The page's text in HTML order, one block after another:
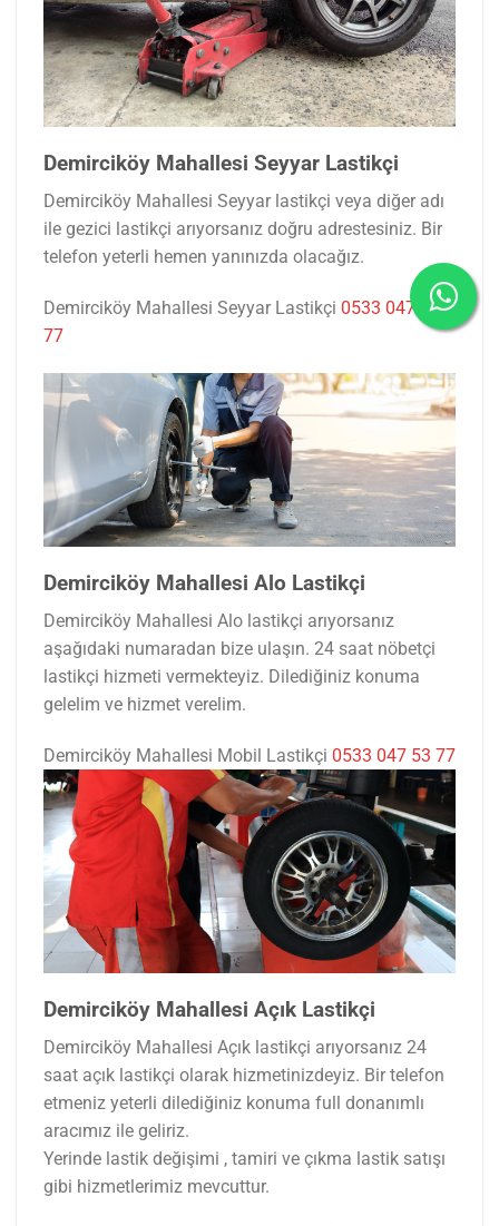
Demirciköy Mahallesi Seyyar Lastikçi
Demirciköy Mahallesi Seyyar lastikçi veya diğer adı
ile gezici lastikçi arıyorsanız doğru adrestesiniz. Bir
telefon yeterli hemen yanınızda olacağız.
Demirciköy Mahallesi Seyyar Lastikçi 0533 047 53
77
Demirciköy Mahallesi Alo Lastikçi
Demirciköy Mahallesi Alo lastikçi arıyorsanız
aşağıdaki numaradan bize ulaşın. 24 saat nöbetçi
lastikçi hizmeti vermekteyiz. Dilediğiniz konuma
gelelim ve hizmet verelim.
Demirciköy Mahallesi Mobil Lastikçi 0533 047 53 77
Demirciköy Mahallesi Açık Lastikçi
Demirciköy Mahallesi Açık lastikçi arıyorsanız 24
saat açık lastikçi olarak hizmetinizdeyiz. Bir telefon
etmeniz yeterli dilediğiniz konuma full donanımlı
aracımız ile geliriz.
Yerinde lastik değişimi , tamiri ve çıkma lastik satışı
gibi hizmetlerimiz mevcuttur.